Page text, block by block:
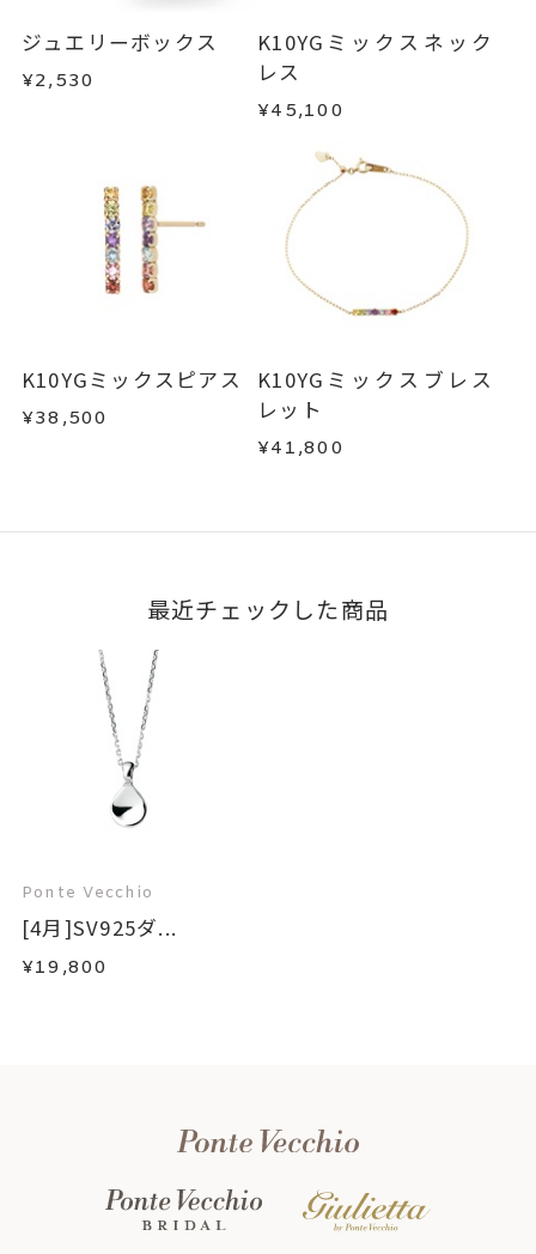
ジュエリーボックス
¥2,530
K10YGミックスネック
レス
¥45,100
K10YGミックスピアス
¥38,500
K10YGミックスブレス
レット
¥41,800
最近チェックした商品
Ponte Vecchio
[4月]SV925ダ...
¥19,800